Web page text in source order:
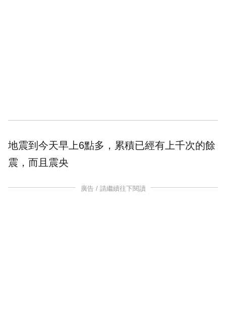
地震到今天早上6點多，累積已經有上千次的餘
震，而且 震央
廣告 / 請繼續往下閱讀